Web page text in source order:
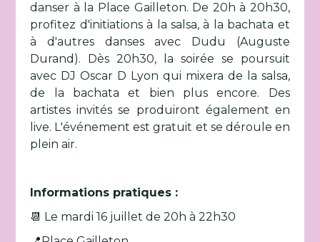
danser à la Place Gailleton. De 20h à 20h30,
profitez d'initiations à la salsa, à la bachata et
à d'autres danses avec Dudu (Auguste
Durand). Dès 20h30, la soirée se poursuit
avec DJ Oscar D Lyon qui mixera de la salsa,
de la bachata et bien plus encore. Des
artistes invités se produiront également en
live. L'événement est gratuit et se déroule en
plein air.
Informations pratiques :
📆 Le mardi 16 juillet de 20h à 22h30